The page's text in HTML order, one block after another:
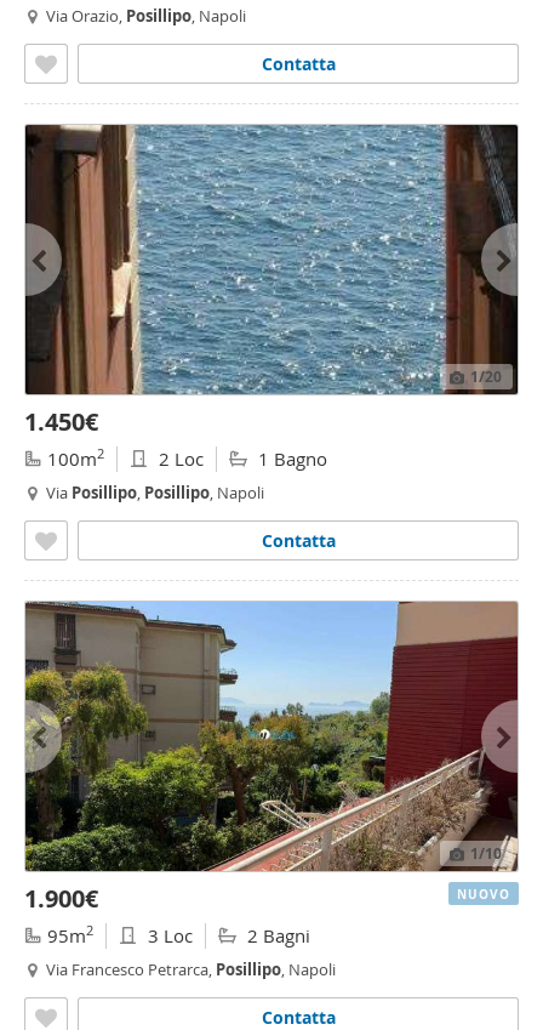
Via Orazio, Posillipo, Napoli
Contatta
1/20
1.450€
100m2 2 Loc 1 Bagno
Via Posillipo, Posillipo, Napoli
Contatta
1/10
1.900€
95m2 3 Loc 2 Bagni
Via Francesco Petrarca, Posillipo, Napoli
Contatta
NUOVO